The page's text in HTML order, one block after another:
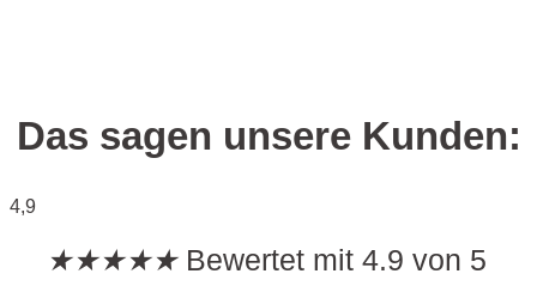
Das sagen unsere Kunden:
4,9
★★★★★ Bewertet mit 4.9 von 5